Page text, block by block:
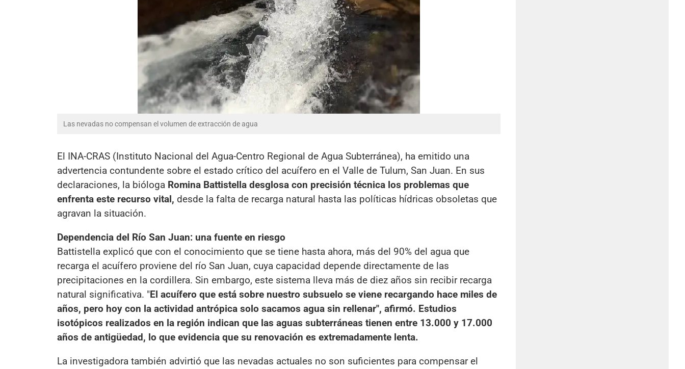
Las nevadas no compensan el volumen de extracción de agua
El INA-CRAS (Instituto Nacional del Agua-Centro Regional de Agua Subterránea), ha emitido una
advertencia contundente sobre el estado crítico del acuífero en el Valle de Tulum, San Juan. En sus
declaraciones, la bióloga Romina Battistella desglosa con precisión técnica los problemas que
enfrenta este recurso vital, desde la falta de recarga natural hasta las políticas hídricas obsoletas que
agravan la situación.
Dependencia del Río San Juan: una fuente en riesgo
Battistella explicó que con el conocimiento que se tiene hasta ahora, más del 90% del agua que
recarga el acuífero proviene del río San Juan, cuya capacidad depende directamente de las
precipitaciones en la cordillera. Sin embargo, este sistema lleva más de diez años sin recibir recarga
natural significativa. "El acuífero que está sobre nuestro subsuelo se viene recargando hace miles de
años, pero hoy con la actividad antrópica solo sacamos agua sin rellenar", afirmó. Estudios
isotópicos realizados en la región indican que las aguas subterráneas tienen entre 13.000 y 17.000
años de antigüedad, lo que evidencia que su renovación es extremadamente lenta.
La investigadora también advirtió que las nevadas actuales no son suficientes para compensar el